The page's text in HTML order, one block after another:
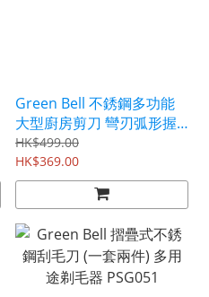
Green Bell 不銹鋼多功能
大型廚房剪刀 彎刃弧形握
把 SJK220 Seki Edge
HK$499.00
HK$369.00